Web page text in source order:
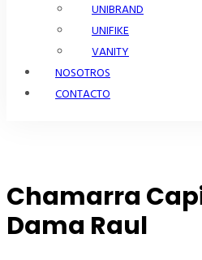
UNIBRAND
UNIFIKE
VANITY
NOSOTROS
CONTACTO
Chamarra
Dama Raul